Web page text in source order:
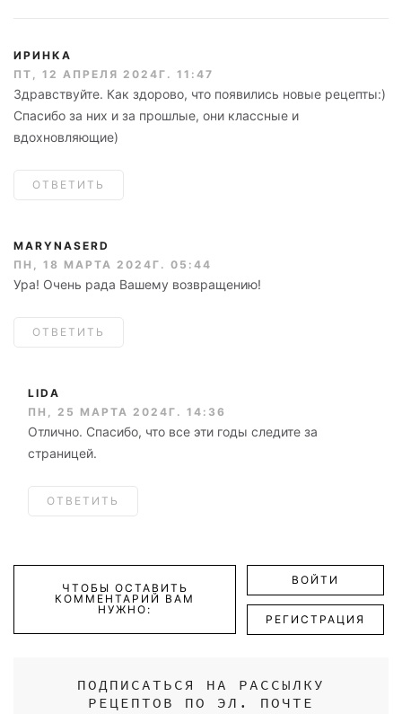
ИРИНКА
ПТ, 12 АПРЕЛЯ 2024Г. 11:47
Здравствуйте. Как здорово, что появились новые рецепты:)
Спасибо за них и за прошлые, они классные и
вдохновляющие)
ОТВЕТИТЬ
MARYNASERD
ПН, 18 МАРТА 2024Г. 05:44
Ура! Очень рада Вашему возвращению!
ОТВЕТИТЬ
LIDA
ПН, 25 МАРТА 2024Г. 14:36
Отлично. Спасибо, что все эти годы следите за
страницей.
ОТВЕТИТЬ
ЧТОБЫ ОСТАВИТЬ
КОММЕНТАРИЙ ВАМ
НУЖНО:
ВОЙТИ
РЕГИСТРАЦИЯ
ПОДПИСАТЬСЯ НА РАССЫЛКУ
РЕЦЕПТОВ ПО ЭЛ. ПОЧТЕ